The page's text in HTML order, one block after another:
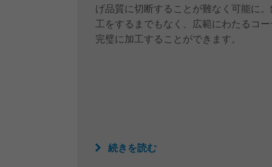
げ品質に切断することが難なく可能に
工をするまでもなく、広範にわたるコ
完璧に加工することができます。
続きを読む